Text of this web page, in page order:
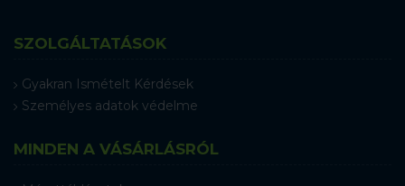
SZOLGÁLTATÁSOK
Gyakran Ismételt Kérdések
Személyes adatok védelme
MINDEN A VÁSÁRLÁSRÓL